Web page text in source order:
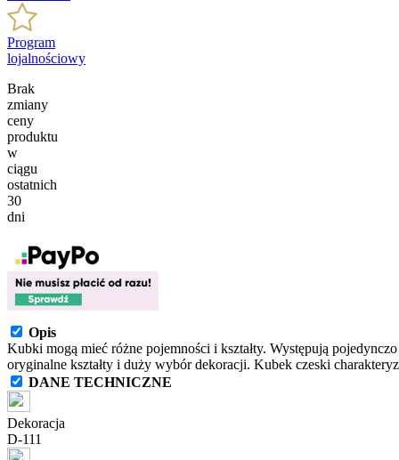
Program
lojalnościowy
Brak
zmiany
ceny
produktu
w
ciągu
ostatnich
30
dni
Opis
Kubki mogą mieć różne pojemności i kształty. Występują
oryginalne kształty i duży wybór dekoracji. Kubek czeski
DANE TECHNICZNE
Dekoracja
D-111